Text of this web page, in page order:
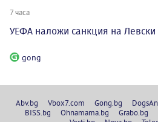
7 часа
УЕФА наложи санкция на Левски
gong
Abv.bg Vbox7.com Gong.bg
BISS.bg
Ohnamama.bg Grabo.bg